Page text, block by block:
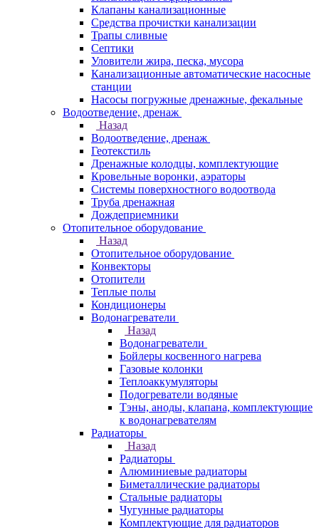
Клапаны канализационные
Средства прочистки канализации
Трапы сливные
Септики
Уловители жира, песка, мусора
Канализационные автоматические насосные
станции
Насосы погружные дренажные, фекальные
Водоотведение, дренаж
Назад
Водоотведение, дренаж
Геотекстиль
Дренажные колодцы, комплектующие
Кровельные воронки, аэраторы
Системы поверхностного водоотвода
Труба дренажная
Дождеприемники
Отопительное оборудование
Назад
Отопительное оборудование
Конвекторы
Отопители
Теплые полы
Кондиционеры
Водонагреватели
Назад
Водонагреватели
Бойлеры косвенного нагрева
Газовые колонки
Теплоаккумуляторы
Подогреватели водяные
Тэны, аноды, клапана, комплектующие
к водонагревателям
Радиаторы
Назад
Радиаторы
Алюминиевые радиаторы
Биметаллические радиаторы
Стальные радиаторы
Чугунные радиаторы
Комплектующие для радиаторов